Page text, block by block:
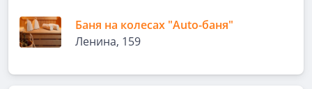
Баня на колесах "Auto-баня"
Ленина, 159